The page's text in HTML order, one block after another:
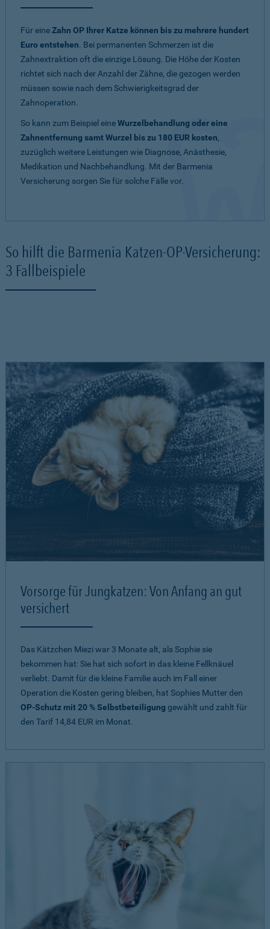
Für eineZahn OP Ihrer Katze können bis zu mehrere hundert
Euro entstehen. Bei permanenten Schmerzen ist die
Zahnextraktion oft die einzige Lösung. Die Höhe der Kosten
richtet sich nach der Anzahl der Zähne, die gezogen werden
müssen sowie nach dem Schwierigkeitsgrad der
Zahnoperation.
So kann zum Beispiel eineWurzelbehandlung oder eine
Zahnentfernung samt Wurzel bis zu 180 EUR kosten,
zuzüglich weitere Leistungen wie Diagnose, Anästhesie,
Medikation und Nachbehandlung. Mit der Barmenia
Versicherung sorgen Sie für solche Fälle vor.
So hilft die Barmenia Katzen-OP-Versicherung:
3 Fallbeispiele
Vorsorge für Jungkatzen: Von Anfang an gut
versichert
Das Kätzchen Miezi war 3 Monate alt, als Sophie sie
bekommen hat: Sie hat sich sofort in das kleine Fellknäuel
verliebt. Damit für die kleine Familie auch im Fall einer
Operation die Kosten gering bleiben, hat Sophies Mutter den
OP-Schutz mit 20 % Selbstbeteiligung gewählt und zahlt für
den Tarif 14,84 EUR im Monat.